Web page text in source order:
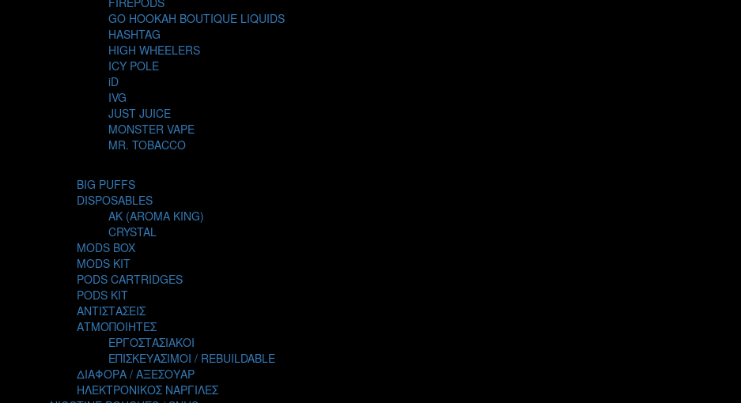
GO HOOKAH BOUTIQUE LIQUIDS
HASHTAG
HIGH WHEELERS
ICY POLE
iD
IVG
JUST JUICE
MONSTER VAPE
MR. TOBACCO
NIGHT LIFE
NUBO
OMERTA LIQUIDS
OPMH PROJECT
S-ELF JUICE
SADBOY
SCANDAL
SECRET FOREST
STEAM CITY LIQUIDS
STEAM TRAIN
STEAMPUNK
TALES
TATTOO
THE ALCHEMIST
THE SMOKER'S CLUB
BIG PUFFS
DISPOSABLES
AK (AROMA KING)
CRYSTAL
MODS BOX
MODS KIT
PODS CARTRIDGES
PODS KIT
ΑΝΤΙΣΤΑΣΕΙΣ
ΑΤΜΟΠΟΙΗΤΕΣ
ΕΡΓΟΣΤΑΣΙΑΚΟΙ
ΕΠΙΣΚΕΥΑΣΙΜΟΙ / REBUILDABLE
ΔΙΑΦΟΡΑ / ΑΞΕΣΟΥΑΡ
ΗΛΕΚΤΡΟΝΙΚΟΣ ΝΑΡΓΙΛΕΣ